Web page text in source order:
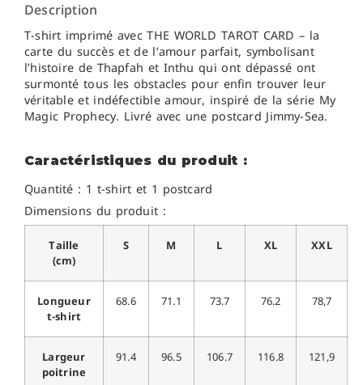
Description
T-shirt imprimé avec THE WORLD TAROT CARD – la
carte du succès et de l’amour parfait, symbolisant
l’histoire de Thapfah et Inthu qui ont dépassé ont
surmonté tous les obstacles pour enfin trouver leur
véritable et indéfectible amour, inspiré de la série My
Magic Prophecy. Livré avec une postcard Jimmy-Sea.
Caractéristiques du produit :
Quantité : 1 t-shirt et 1 postcard
Dimensions du produit :
Taille
(cm)
S M L XL XXL
Longueur
t-shirt
68.6 71.1 73.7 76.2 78,7
Largeur
poitrine
91.4 96.5 106.7 116.8 121,9